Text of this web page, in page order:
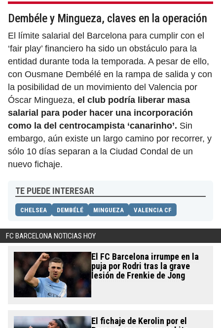
Dembéle y Mingueza, claves en la operación
El límite salarial del Barcelona para cumplir con el
‘fair play’ financiero ha sido un obstáculo para la
entidad durante toda la temporada. A pesar de ello,
con Ousmane Dembélé en la rampa de salida y con
la posibilidad de un movimiento del Valencia por
Óscar Mingueza, el club podría liberar masa
salarial para poder hacer una incorporación
como la del centrocampista ‘canarinho’. Sin
embargo, aún existe un largo camino por recorrer, y
sólo 10 días separan a la Ciudad Condal de un
nuevo fichaje.
TE PUEDE INTERESAR
CHELSEA DEMBÉLÉ MINGUEZA VALENCIA CF
FC BARCELONA NOTICIAS HOY
El FC Barcelona irrumpe en la
puja por Rodri tras la grave
lesión de Frenkie de Jong
El fichaje de Kerolin por el